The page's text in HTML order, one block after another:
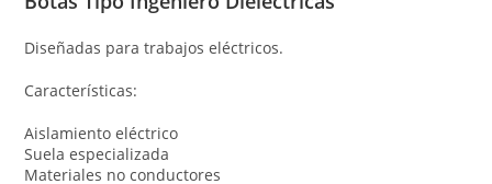
Diseñadas para trabajos eléctricos.
Características:
Aislamiento eléctrico
Suela especializada
Materiales no conductores